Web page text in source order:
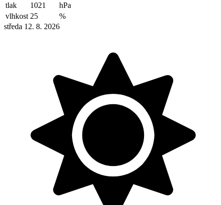
tlak
1021
hPa
vlhkost 25
%
středa 12. 8. 2026